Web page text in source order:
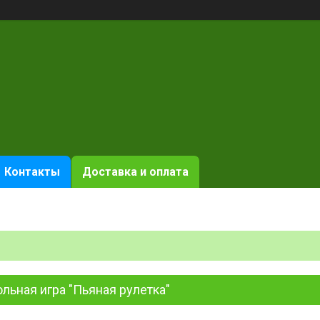
Контакты Доставка и оплата
игра "Пьяная рулетка"